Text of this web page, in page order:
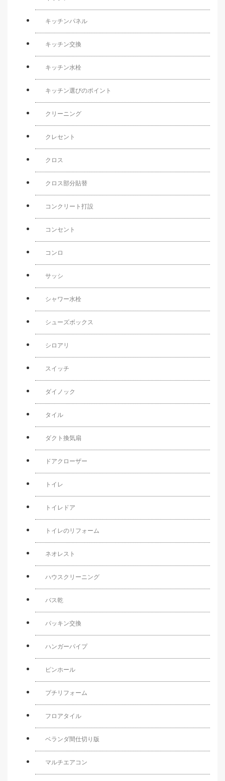
キッチンパネル
キッチン交換
キッチン水栓
キッチン選びのポイント
クリーニング
クレセント
クロス
クロス部分貼替
コンクリート打設
コンセント
コンロ
サッシ
シャワー水栓
シューズボックス
シロアリ
スイッチ
ダイノック
タイル
ダクト換気扇
ドアクローザー
トイレ
トイレドア
トイレのリフォーム
ネオレスト
ハウスクリーニング
バス乾
パッキン交換
ハンガーパイプ
ピンホール
プチリフォーム
フロアタイル
ベランダ間仕切り版
マルチエアコン